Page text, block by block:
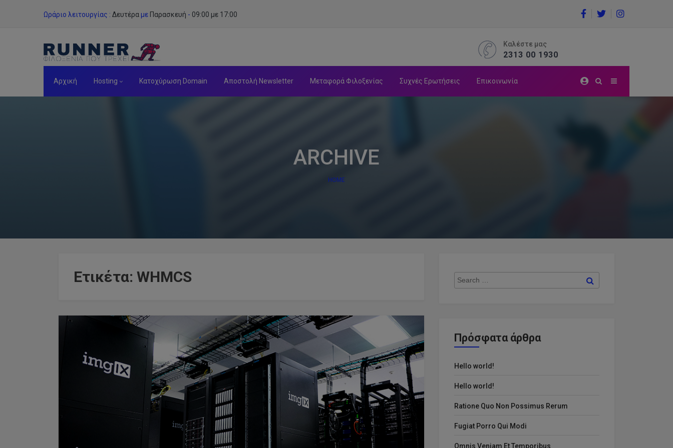
Ωράριο λειτουργίας : Δευτέρα με Παρασκευή - 09:00 με 17:00
Καλέστε μας
2313 00 1930
Αρχική Hosting Κατοχύρωση Domain Αποστολή Newsletter Μεταφορά Φιλοξενίας Συχνές Ερωτήσεις Επικοινωνία
ARCHIVE
HOME
Ετικέτα: WHMCS
Search
for:
Πρόσφατα άρθρα
Hello world!
Hello world!
Ratione Quo Non Possimus Rerum
Fugiat Porro Qui Modi
Omnis Veniam Et Temporibus